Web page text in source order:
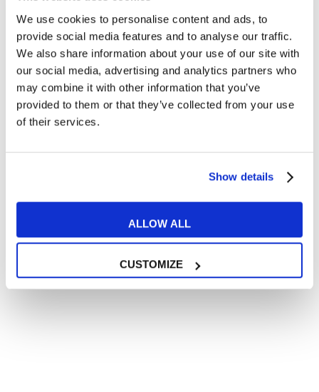
We use cookies to personalise content and ads, to
provide social media features and to analyse our traffic.
We also share information about your use of our site with
our social media, advertising and analytics partners who
may combine it with other information that you’ve
provided to them or that they’ve collected from your use
of their services.
Show details
ALLOW ALL
CUSTOMIZE
è una bella città, relativamente
“sconosciuta” al turismo internazionale se
comparata con le altre grandi città
statunitensi mete dei classici tour degli
States. Se sei un nomade digitale sarai però
contento di sapere che non manca niente:
ottimi servizi, sicurezza, buoni standard
sanitari, connessione Internet veloce, buona